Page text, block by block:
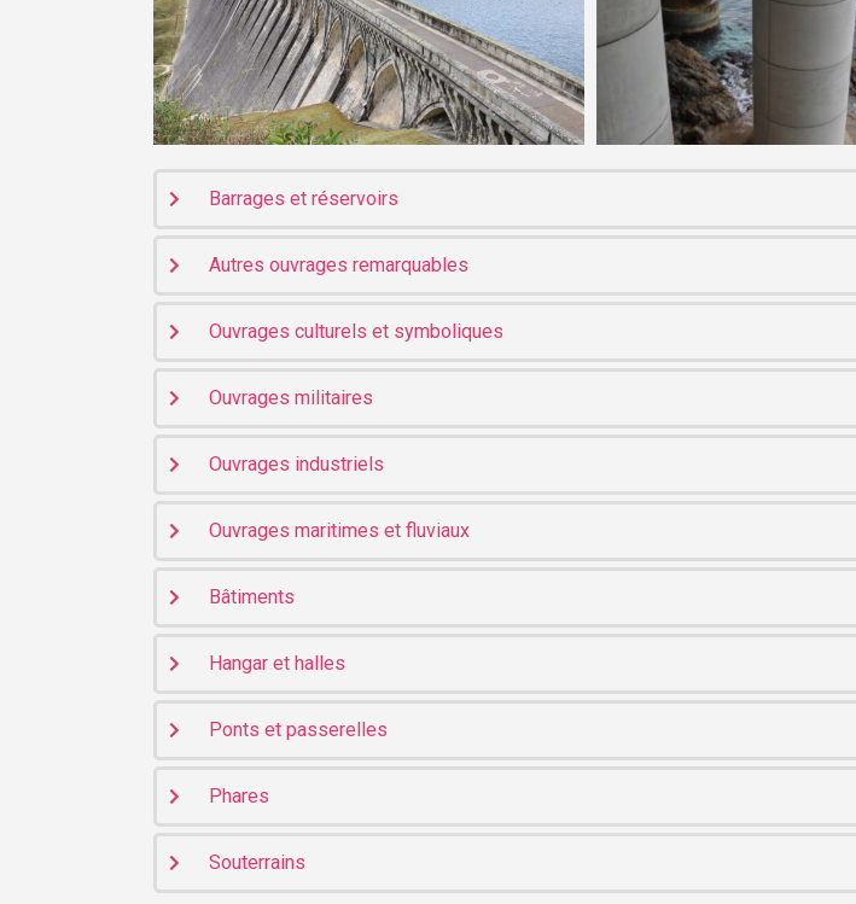
Barrages et réservoirs
Autres ouvrages remarquables
Ouvrages culturels et symboliques
Ouvrages militaires
Ouvrages industriels
Ouvrages maritimes et fluviaux
Bâtiments
Hangar et halles
Ponts et passerelles
Phares
Souterrains